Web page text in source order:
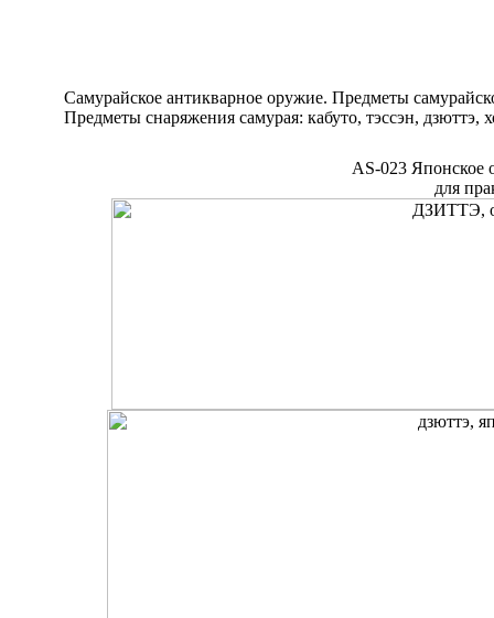
Самурайское антикварное оружие. Предметы
Предметы снаряжения самурая: кабуто, тэссэн, дзюттэ,
AS-023
для